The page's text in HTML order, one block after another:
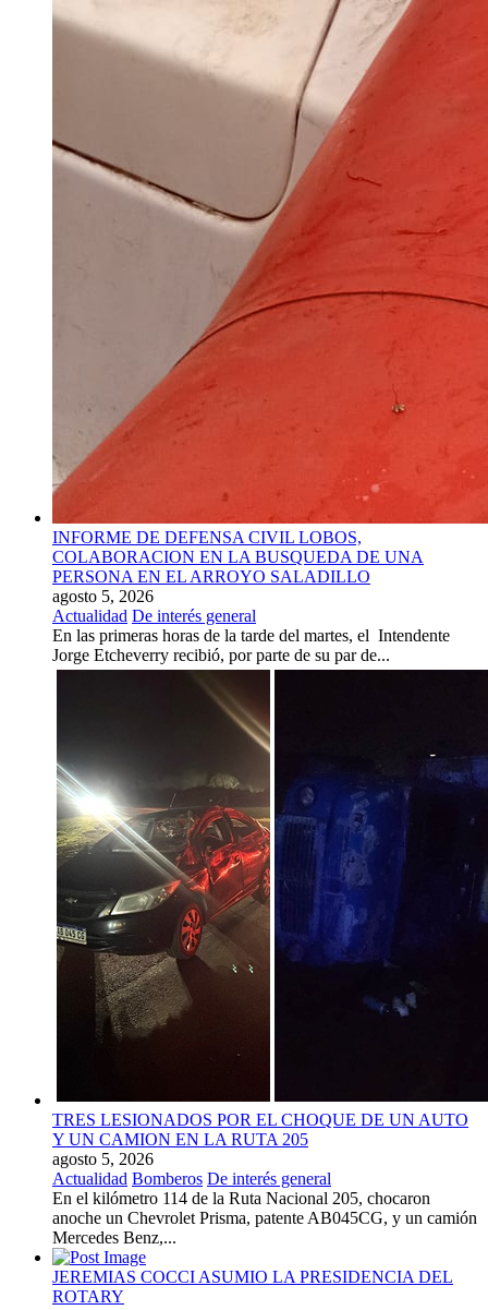
INFORME DE DEFENSA CIVIL LOBOS,
COLABORACION EN LA BUSQUEDA DE UNA
PERSONA EN EL ARROYO SALADILLO
agosto 5, 2026
Actualidad De interés general
En las primeras horas de la tarde del martes, el Intendente
Jorge Etcheverry recibió, por parte de su par de...
TRES LESIONADOS POR EL CHOQUE DE UN AUTO
Y UN CAMION EN LA RUTA 205
agosto 5, 2026
Actualidad Bomberos De interés general
En el kilómetro 114 de la Ruta Nacional 205, chocaron
anoche un Chevrolet Prisma, patente AB045CG, y un camión
Mercedes Benz,...
JEREMIAS COCCI ASUMIO LA PRESIDENCIA DEL
ROTARY